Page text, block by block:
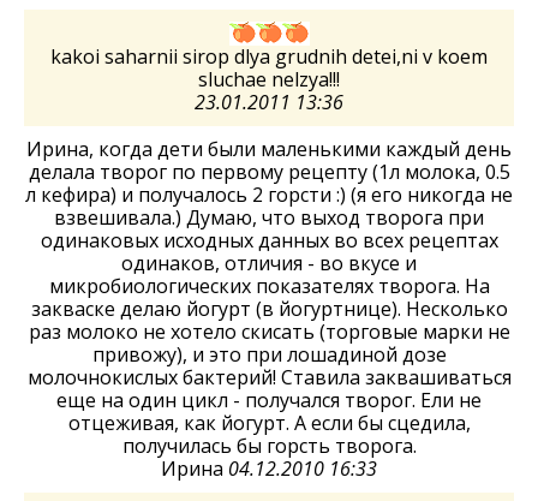
kakoi saharnii sirop dlya grudnih detei,ni v koem
sluchae nelzya!!!
23.01.2011 13:36
Ирина, когда дети были маленькими каждый день
делала творог по первому рецепту (1л молока, 0.5
л кефира) и получалось 2 горсти :) (я его никогда не
взвешивала.) Думаю, что выход творога при
одинаковых исходных данных во всех рецептах
одинаков, отличия - во вкусе и
микробиологических показателях творога. На
закваске делаю йогурт (в йогуртнице). Несколько
раз молоко не хотело скисать (торговые марки не
привожу), и это при лошадиной дозе
молочнокислых бактерий! Ставила заквашиваться
еще на один цикл - получался творог. Ели не
отцеживая, как йогурт. А если бы сцедила,
получилась бы горсть творога.
Ирина 04.12.2010 16:33